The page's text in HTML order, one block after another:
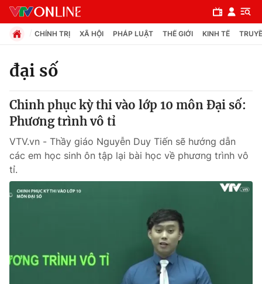
Chuyên mục
Chính trị
Xã hội
Pháp luật
Thế giới
CHÍNH TRỊ XÃ HỘI PHÁP LUẬT THẾ GIỚI KINH TẾ
đại số
Chinh phục kỳ thi vào lớp 10 môn Đại số:
Phương trình vô tỉ
VTV.vn - Thầy giáo Nguyễn Duy Tiến sẽ hướng dẫn
các em học sinh ôn tập lại bài học về phương trình vô
tỉ.